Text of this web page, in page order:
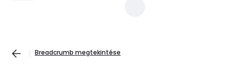
Breadcrumb megtekintése